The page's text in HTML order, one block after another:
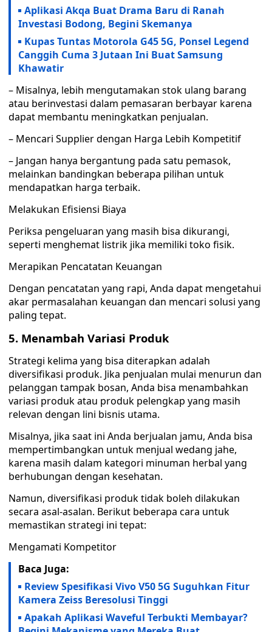
Aplikasi Akqa Buat Drama Baru di Ranah
Investasi Bodong, Begini Skemanya
Kupas Tuntas Motorola G45 5G, Ponsel Legend
Canggih Cuma 3 Jutaan Ini Buat Samsung
Khawatir
– Misalnya, lebih mengutamakan stok ulang barang
atau berinvestasi dalam pemasaran berbayar karena
dapat membantu meningkatkan penjualan.
– Mencari Supplier dengan Harga Lebih Kompetitif
– Jangan hanya bergantung pada satu pemasok,
melainkan bandingkan beberapa pilihan untuk
mendapatkan harga terbaik.
Melakukan Efisiensi Biaya
Periksa pengeluaran yang masih bisa dikurangi,
seperti menghemat listrik jika memiliki toko fisik.
Merapikan Pencatatan Keuangan
Dengan pencatatan yang rapi, Anda dapat mengetahui
akar permasalahan keuangan dan mencari solusi yang
paling tepat.
5. Menambah Variasi Produk
Strategi kelima yang bisa diterapkan adalah
diversifikasi produk. Jika penjualan mulai menurun dan
pelanggan tampak bosan, Anda bisa menambahkan
variasi produk atau produk pelengkap yang masih
relevan dengan lini bisnis utama.
Misalnya, jika saat ini Anda berjualan jamu, Anda bisa
mempertimbangkan untuk menjual wedang jahe,
karena masih dalam kategori minuman herbal yang
berhubungan dengan kesehatan.
Namun, diversifikasi produk tidak boleh dilakukan
secara asal-asalan. Berikut beberapa cara untuk
memastikan strategi ini tepat:
Mengamati Kompetitor
Baca Juga:
Review Spesifikasi Vivo V50 5G Suguhkan Fitur
Kamera Zeiss Beresolusi Tinggi
Apakah Aplikasi Waveful Terbukti Membayar?